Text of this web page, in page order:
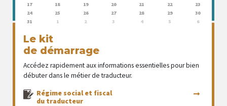
17
18 19 20 21 22
23
24
25 26 27 28 29
30
31
1 2 3 4 5 6
Le kit
de démarrage
Accédez rapidement aux informations essentielles pour bien
débuter dans le métier de traducteur.
Régime social et fiscal
du traducteur